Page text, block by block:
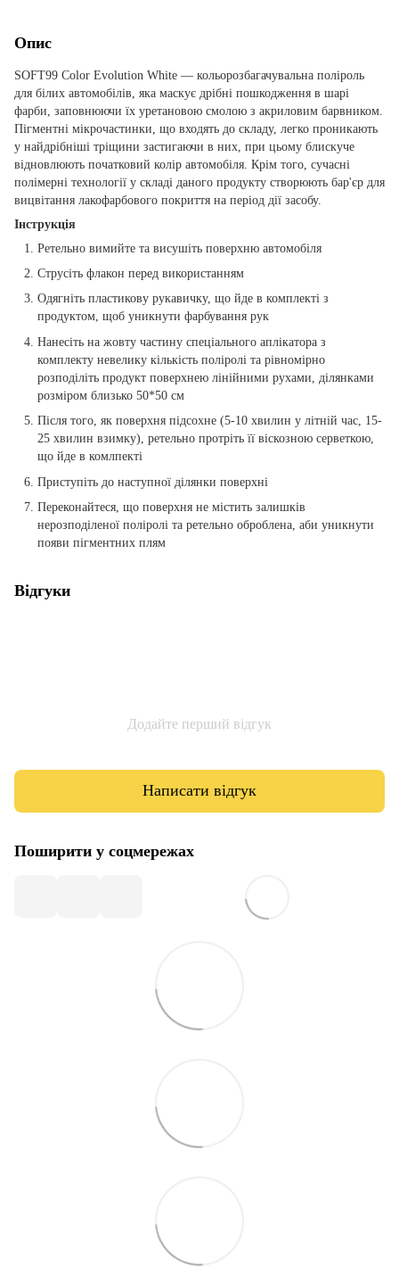
Опис
SOFT99 Color Evolution White — кольорозбагачувальна поліроль
для білих автомобілів, яка маскує дрібні пошкодження в шарі
фарби, заповнюючи їх уретановою смолою з акриловим барвником.
Пігментні мікрочастинки, що входять до складу, легко проникають
у найдрібніші тріщини застигаючи в них, при цьому блискуче
відновлюють початковий колір автомобіля. Крім того, сучасні
полімерні технології у складі даного продукту створюють бар'єр для
вицвітання лакофарбового покриття на період дії засобу.
Інструкція
Ретельно вимийте та висушіть поверхню автомобіля
Струсіть флакон перед використанням
Одягніть пластикову рукавичку, що йде в комплекті з
продуктом, щоб уникнути фарбування рук
Нанесіть на жовту частину спеціального аплікатора з
комплекту невелику кількість поліролі та рівномірно
розподіліть продукт поверхнею лінійними рухами, ділянками
розміром близько 50*50 см
Після того, як поверхня підсохне (5-10 хвилин у літній час, 15-
25 хвилин взимку), ретельно протріть її віскозною серветкою,
що йде в комлпекті
Приступіть до наступної ділянки поверхні
Переконайтеся, що поверхня не містить залишків
нерозподіленої поліролі та ретельно оброблена, аби уникнути
появи пігментних плям
Відгуки
Додайте перший відгук
Написати відгук
Поширити у соцмережах